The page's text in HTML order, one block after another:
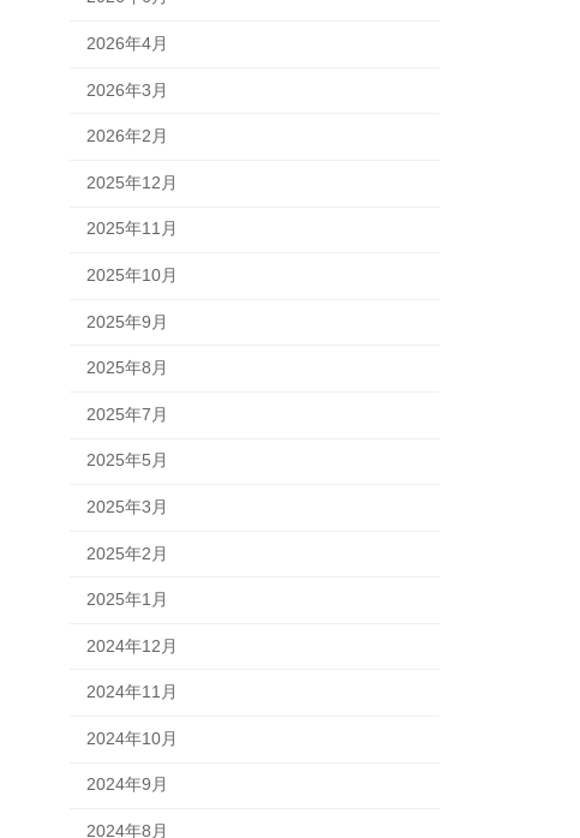
2026年4月
2026年3月
2026年2月
2025年12月
2025年11月
2025年10月
2025年9月
2025年8月
2025年7月
2025年5月
2025年3月
2025年2月
2025年1月
2024年12月
2024年11月
2024年10月
2024年9月
2024年8月